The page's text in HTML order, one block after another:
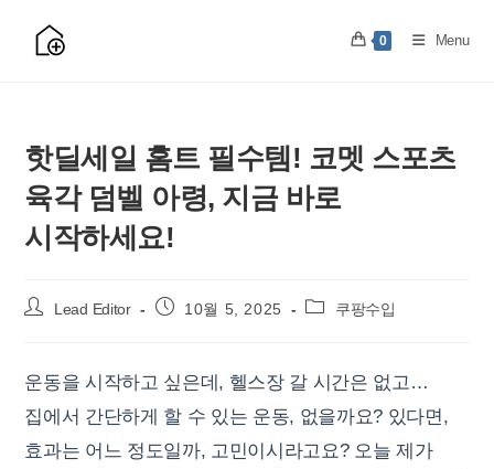
0 Menu
핫딜세일 홈트 필수템! 코멧 스포츠
육각 덤벨 아령, 지금 바로
시작하세요!
Post
Lead Editor
Post 10월 5, 2025
Post
쿠팡수입
운동을 시작하고 싶은데, 헬스장 갈 시간은 없고…
집에서 간단하게 할 수 있는 운동, 없을까요? 있다면,
효과는 어느 정도일까, 고민이시라고요? 오늘 제가